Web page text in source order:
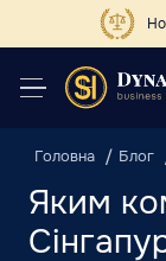
Головна Блог
Яким